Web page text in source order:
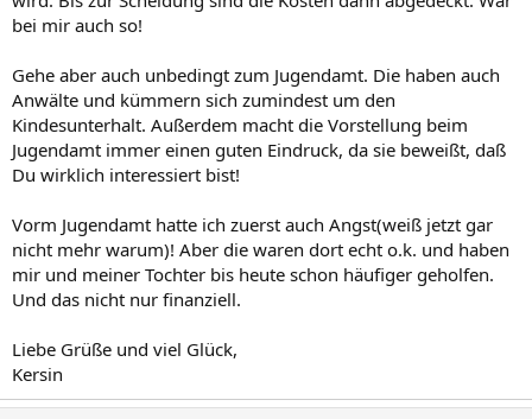
bei mir auch so!
Gehe aber auch unbedingt zum Jugendamt. Die haben auch
Anwälte und kümmern sich zumindest um den
Kindesunterhalt. Außerdem macht die Vorstellung beim
Jugendamt immer einen guten Eindruck, da sie beweißt, daß
Du wirklich interessiert bist!
Vorm Jugendamt hatte ich zuerst auch Angst(weiß jetzt gar
nicht mehr warum)! Aber die waren dort echt o.k. und haben
mir und meiner Tochter bis heute schon häufiger geholfen.
Und das nicht nur finanziell.
Liebe Grüße und viel Glück,
Kersin